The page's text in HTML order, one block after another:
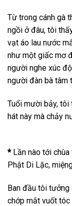
Từ trong cánh gà
ngồi ở đâu, tôi
vạt áo lau nước
như một giấc mơ
người nghe xúc
người đàn bà tâm
Tuổi mười bảy,
hát này mà chảy
* Lần nào tới
Phật Di Lặc,
Ban đầu tôi tưởng
chớp mắt vuốt